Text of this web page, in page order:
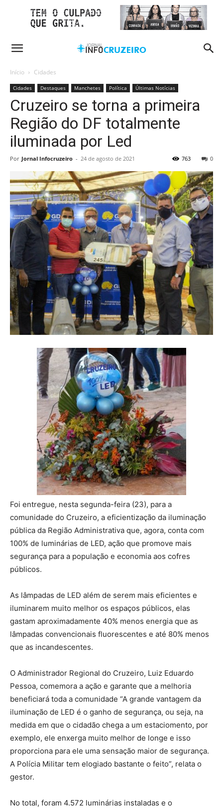
Início Cidades
Cidades Destaques Manchetes Política Últimas Notícias
Cruzeiro se torna a primeira
Região do DF totalmente
iluminada por Led
Por Jornal Infocruzeiro - 24 de agosto de 2021 0
763
Foi entregue, nesta segunda-feira (23), para a
comunidade do Cruzeiro, a eficientização da iluminação
pública da Região Administrativa que, agora, conta com
100% de luminárias de LED, ação que promove mais
segurança para a população e economia aos cofres
públicos.
As lâmpadas de LED além de serem mais eficientes e
iluminarem muito melhor os espaços públicos, elas
gastam aproximadamente 40% menos energia que as
lâmpadas convencionais fluorescentes e até 80% menos
que as incandescentes.
O Administrador Regional do Cruzeiro, Luiz Eduardo
Pessoa, comemora a ação e garante que a melhoria
beneficiará toda a comunidade “A grande vantagem da
iluminação de LED é o ganho de segurança, ou seja, na
medida em que o cidadão chega a um estaciomento, por
exemplo, ele enxerga muito melhor de longe e isso
proporciona para ele uma sensação maior de segurança.
A Polícia Militar tem elogiado bastante o feito”, relata o
gestor.
No total, foram 4.572 luminárias instaladas e o